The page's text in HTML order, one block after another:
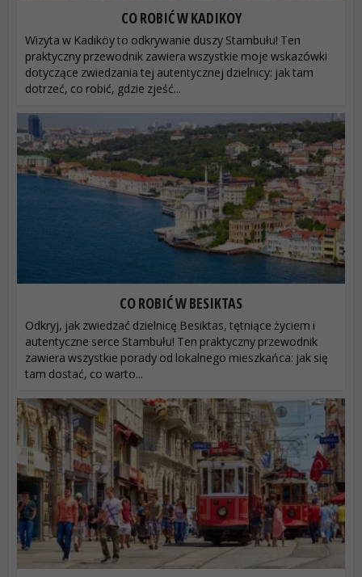
CO ROBIĆ W KADIKOY
Wizyta w Kadıköy to odkrywanie duszy Stambułu! Ten
praktyczny przewodnik zawiera wszystkie moje wskazówki
dotyczące zwiedzania tej autentycznej dzielnicy: jak tam
dotrzeć, co robić, gdzie zjeść...
CO ROBIĆ W BESIKTAS
Odkryj, jak zwiedzać dzielnicę Besiktas, tętniące życiem i
autentyczne serce Stambułu! Ten praktyczny przewodnik
zawiera wszystkie porady od lokalnego mieszkańca: jak się
tam dostać, co warto...